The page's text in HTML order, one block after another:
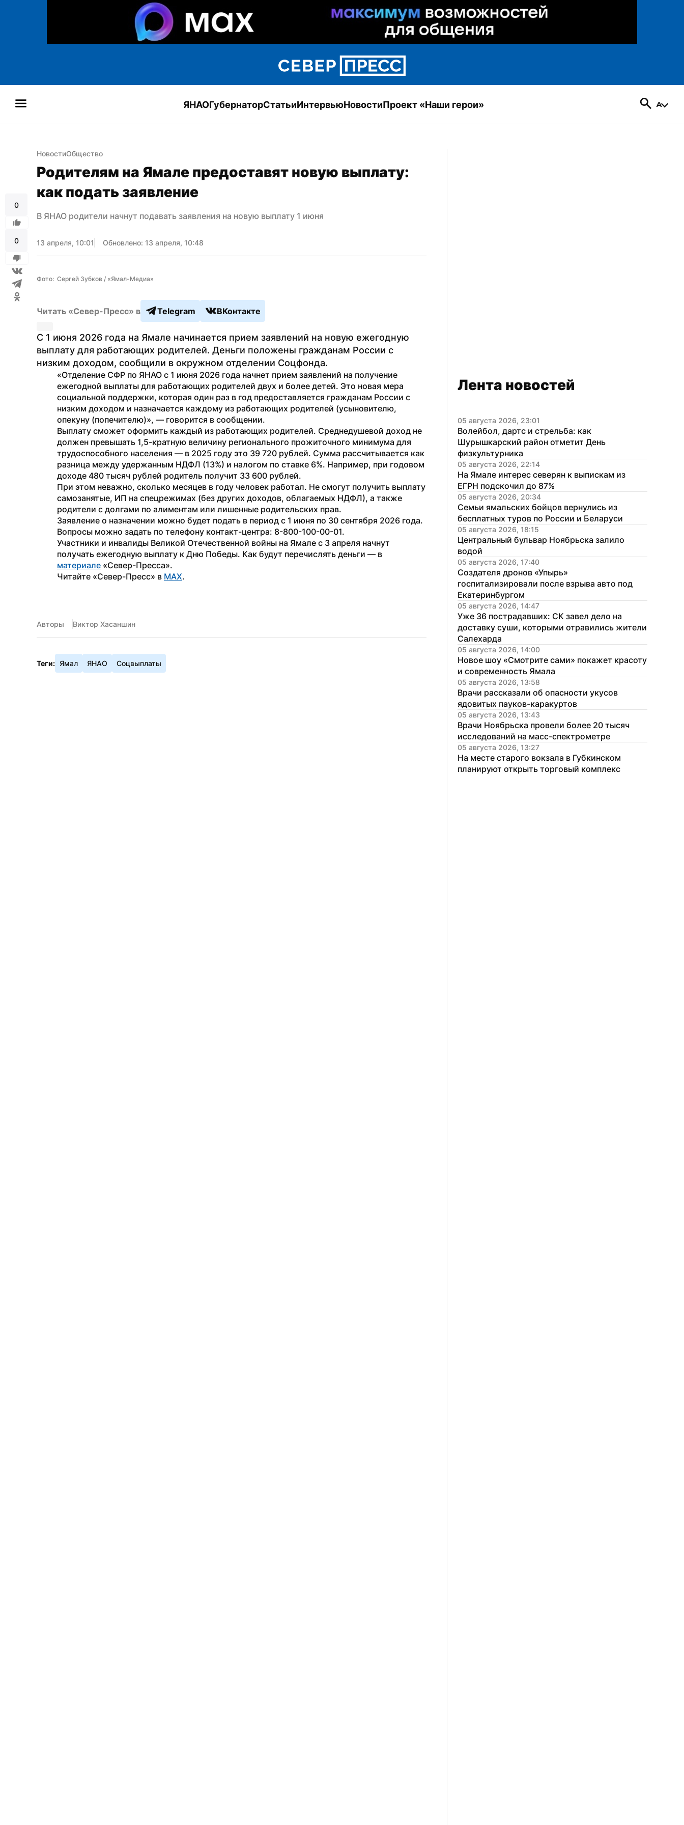
ЯНАОГубернаторСтатьиИнтервьюНовостиПроект «Наши герои»
0
0
НовостиОбщество
Родителям на Ямале предоставят новую выплату:
как подать заявление
В ЯНАО родители начнут подавать заявления на новую выплату 1 июня
13 апреля, 10:01 Обновлено: 13 апреля, 10:48
Фото:  Сергей Зубков / «Ямал-Медиа»
Читать «Север-Пресс» в Telegram ВКонтакте
С 1 июня 2026 года на Ямале начинается прием заявлений на новую ежегодную
выплату для работающих родителей. Деньги положены гражданам России с
низким доходом, сообщили в окружном отделении Соцфонда.
«Отделение СФР по ЯНАО с 1 июня 2026 года начнет прием заявлений на получение
ежегодной выплаты для работающих родителей двух и более детей. Это новая мера
социальной поддержки, которая один раз в год предоставляется гражданам России с
низким доходом и назначается каждому из работающих родителей (усыновителю,
опекуну (попечителю)», — говорится в сообщении.
Выплату сможет оформить каждый из работающих родителей. Среднедушевой доход не
должен превышать 1,5-кратную величину регионального прожиточного минимума для
трудоспособного населения — в 2025 году это 39 720 рублей. Сумма рассчитывается как
разница между удержанным НДФЛ (13%) и налогом по ставке 6%. Например, при годовом
доходе 480 тысяч рублей родитель получит 33 600 рублей.
При этом неважно, сколько месяцев в году человек работал. Не смогут получить выплату
самозанятые, ИП на спецрежимах (без других доходов, облагаемых НДФЛ), а также
родители с долгами по алиментам или лишенные родительских прав.
Заявление о назначении можно будет подать в период с 1 июня по 30 сентября 2026 года.
Вопросы можно задать по телефону контакт-центра: 8-800-100-00-01.
Участники и инвалиды Великой Отечественной войны на Ямале с 3 апреля начнут
материале «Север-Пресса».
Читайте «Север-Пресс» в MAX.
Авторы Виктор Хасаншин
Теги: Ямал ЯНАО Соцвыплаты
Лента новостей
05 августа 2026, 23:01
Волейбол, дартс и стрельба: как
Шурышкарский район отметит День
физкультурника
05 августа 2026, 22:14
На Ямале интерес северян к выпискам из
ЕГРН подскочил до 87%
05 августа 2026, 20:34
Семьи ямальских бойцов вернулись из
бесплатных туров по России и Беларуси
05 августа 2026, 18:15
Центральный бульвар Ноябрьска залило
водой
05 августа 2026, 17:40
Создателя дронов «Упырь»
госпитализировали после взрыва авто под
Екатеринбургом
05 августа 2026, 14:47
Уже 36 пострадавших: СК завел дело на
доставку суши, которыми отравились жители
Салехарда
05 августа 2026, 14:00
Новое шоу «Смотрите сами» покажет красоту
и современность Ямала
05 августа 2026, 13:58
Врачи рассказали об опасности укусов
ядовитых пауков-каракуртов
05 августа 2026, 13:43
Врачи Ноябрьска провели более 20 тысяч
исследований на масс-спектрометре
05 августа 2026, 13:27
На месте старого вокзала в Губкинском
планируют открыть торговый комплекс